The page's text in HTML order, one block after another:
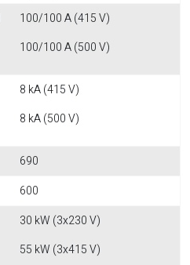
100/100 A (415 V)
100/100 A (500 V)
8 kA (415 V)
8 kA (500 V)
690
600
30 kW (3x230 V)
55 kW (3x415 V)